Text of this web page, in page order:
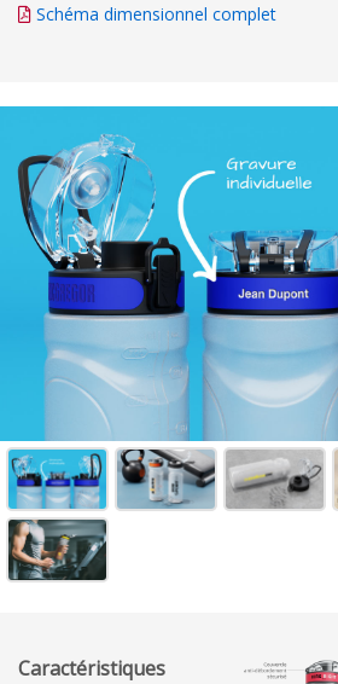
Schéma dimensionnel complet
Caractéristiques